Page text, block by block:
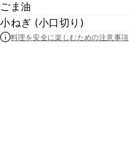
ごま油
小ねぎ (小口切り)
料理を安全に楽しむための注意事項